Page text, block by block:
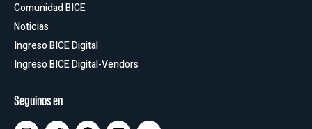
Comunidad BICE
Noticias
Ingreso BICE Digital
Ingreso BICE Digital-Vendors
Seguinos en